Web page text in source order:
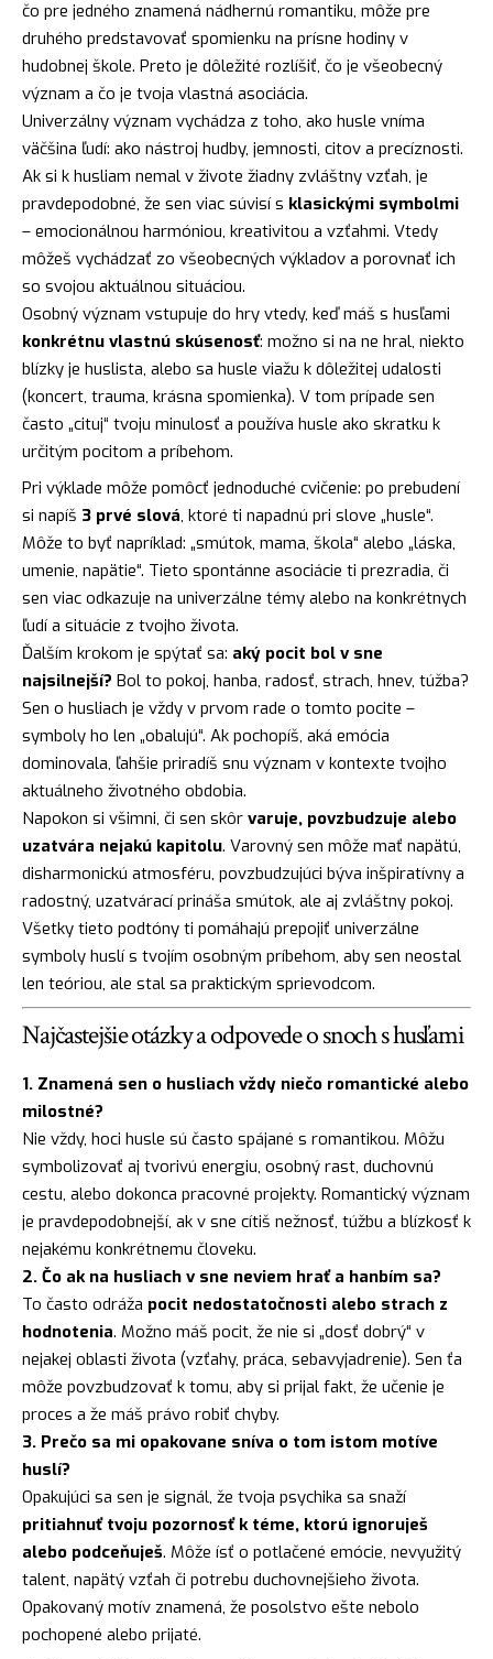
čo pre jedného znamená nádhernú romantiku, môže pre
druhého predstavovať spomienku na prísne hodiny v
hudobnej škole. Preto je dôležité rozlíšiť, čo je všeobecný
význam a čo je tvoja vlastná asociácia.
Univerzálny význam vychádza z toho, ako husle vníma
väčšina ľudí: ako nástroj hudby, jemnosti, citov a precíznosti.
Ak si k husliam nemal v živote žiadny zvláštny vzťah, je
pravdepodobné, že sen viac súvisí s klasickými symbolmi
– emocionálnou harmóniou, kreativitou a vzťahmi. Vtedy
môžeš vychádzať zo všeobecných výkladov a porovnať ich
so svojou aktuálnou situáciou.
Osobný význam vstupuje do hry vtedy, keď máš s husľami
konkrétnu vlastnú skúsenosť: možno si na ne hral, niekto
blízky je huslista, alebo sa husle viažu k dôležitej udalosti
(koncert, trauma, krásna spomienka). V tom prípade sen
často „cituj“ tvoju minulosť a používa husle ako skratku k
určitým pocitom a príbehom.
Pri výklade môže pomôcť jednoduché cvičenie: po prebudení
si napíš 3 prvé slová, ktoré ti napadnú pri slove „husle“.
Môže to byť napríklad: „smútok, mama, škola“ alebo „láska,
umenie, napätie“. Tieto spontánne asociácie ti prezradia, či
sen viac odkazuje na univerzálne témy alebo na konkrétnych
ľudí a situácie z tvojho života.
Ďalším krokom je spýtať sa: aký pocit bol v sne
najsilnejší? Bol to pokoj, hanba, radosť, strach, hnev, túžba?
Sen o husliach je vždy v prvom rade o tomto pocite –
symboly ho len „obalujú“. Ak pochopíš, aká emócia
dominovala, ľahšie priradíš snu význam v kontexte tvojho
aktuálneho životného obdobia.
Napokon si všimni, či sen skôr varuje, povzbudzuje alebo
uzatvára nejakú kapitolu. Varovný sen môže mať napätú,
disharmonickú atmosféru, povzbudzujúci býva inšpiratívny a
radostný, uzatvárací prináša smútok, ale aj zvláštny pokoj.
Všetky tieto podtóny ti pomáhajú prepojiť univerzálne
symboly huslí s tvojím osobným príbehom, aby sen neostal
len teóriou, ale stal sa praktickým sprievodcom.
Najčastejšie otázky a odpovede o snoch s husľami
1. Znamená sen o husliach vždy niečo romantické alebo
milostné?
Nie vždy, hoci husle sú často spájané s romantikou. Môžu
symbolizovať aj tvorivú energiu, osobný rast, duchovnú
cestu, alebo dokonca pracovné projekty. Romantický význam
je pravdepodobnejší, ak v sne cítiš nežnosť, túžbu a blízkosť k
nejakému konkrétnemu človeku.
2. Čo ak na husliach v sne neviem hrať a hanbím sa?
To často odráža pocit nedostatočnosti alebo strach z
hodnotenia. Možno máš pocit, že nie si „dosť dobrý“ v
nejakej oblasti života (vzťahy, práca, sebavyjadrenie). Sen ťa
môže povzbudzovať k tomu, aby si prijal fakt, že učenie je
proces a že máš právo robiť chyby.
3. Prečo sa mi opakovane sníva o tom istom motíve
huslí?
Opakujúci sa sen je signál, že tvoja psychika sa snaží
pritiahnuť tvoju pozornosť k téme, ktorú ignoruješ
alebo podceňuješ. Môže ísť o potlačené emócie, nevyužitý
talent, napätý vzťah či potrebu duchovnejšieho života.
Opakovaný motív znamená, že posolstvo ešte nebolo
pochopené alebo prijaté.